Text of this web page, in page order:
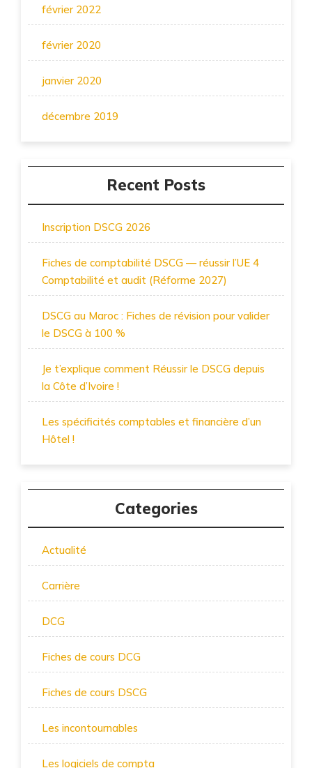
février 2022
février 2020
janvier 2020
décembre 2019
Recent Posts
Inscription DSCG 2026
Fiches de comptabilité DSCG — réussir l’UE 4
Comptabilité et audit (Réforme 2027)
DSCG au Maroc : Fiches de révision pour valider
le DSCG à 100 %
Je t’explique comment Réussir le DSCG depuis
la Côte d’Ivoire !
Les spécificités comptables et financière d’un
Hôtel !
Categories
Actualité
Carrière
DCG
Fiches de cours DCG
Fiches de cours DSCG
Les incontournables
Les logiciels de compta